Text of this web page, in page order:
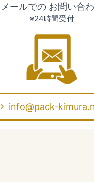
メールでの お問い合
※24時間受付
info@pack-